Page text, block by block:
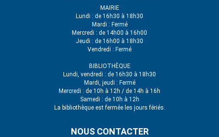
MAIRIE
Lundi : de 16h30 à 18h30
Mardi : Fermé
Mercredi : de 14h00 à 16h00
Jeudi : de 16h00 à 18h30
Vendredi : Fermé
BIBLIOTHÈQUE
Lundi, vendredi : de 16h30 à 18h30
Mardi, jeudi : Fermé
Mercredi : de 10h à 12h / de 14h à 16h
Samedi : de 10h à 12h
La bibliothèque est fermée les jours fériés.
NOUS CONTACTER